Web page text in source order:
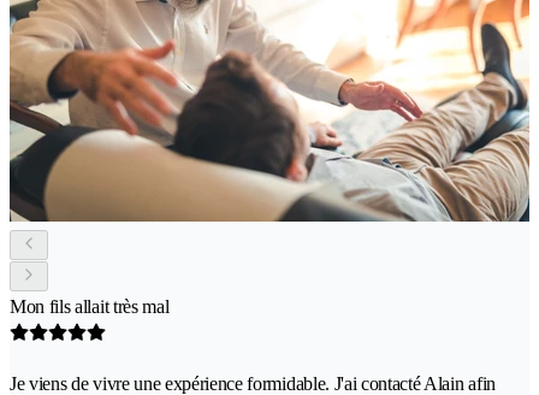
Mon fils allait très mal
Je viens de vivre une expérience formidable. J'ai contacté Alain afin